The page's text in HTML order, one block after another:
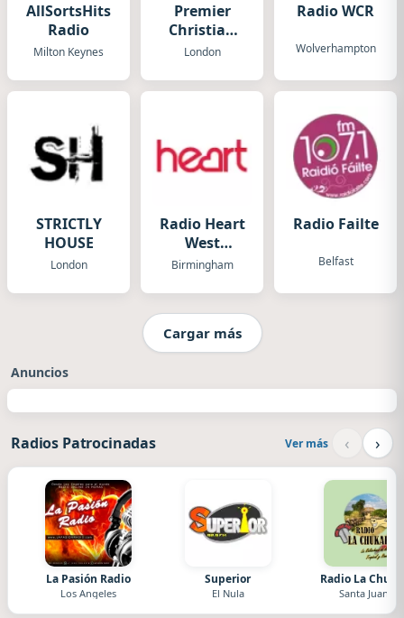
AllSortsHits
Radio
Milton Keynes
Premier
Christian
Radio
London
Radio WCR
Wolverhampton
STRICTLY
HOUSE
London
Radio Heart
West
Midlands
Birmingham
Radio Failte
Belfast
Cargar más
Anuncios
Radios Patrocinadas Ver más ‹ ›
La Pasión Radio
Los Angeles
Superior
El Nula
Radio La
Santa Juana